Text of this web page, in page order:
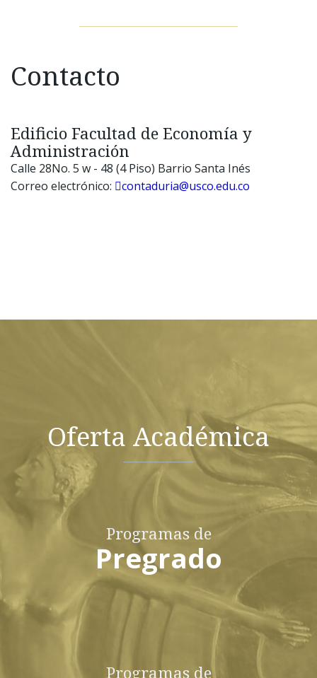
Contacto
Edificio Facultad de Economía y
Administración
Calle 28No. 5 w - 48 (4 Piso) Barrio Santa Inés
Correo electrónico:
contaduria@usco.edu.co
Oferta Académica
Programas de
Pregrado
Programas de